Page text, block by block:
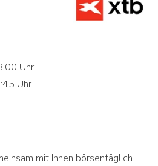
mit Ihnen börsentäglich